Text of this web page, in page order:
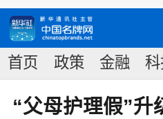
首页 政策 金融
“父母护理假”升